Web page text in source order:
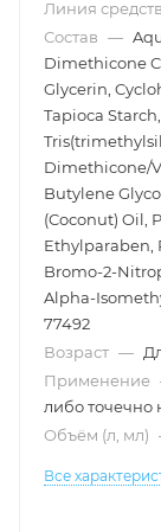
Линия средств
Состав —
Dimethicone
Glycerin,
Tapioca
Dimethicone/
Butylene
(Coconut) Oil,
Ethylparaben,
Bromo-2-
Alpha-
77492
Возраст —
Применение
либо точечно
Объём (л, мл)
Все